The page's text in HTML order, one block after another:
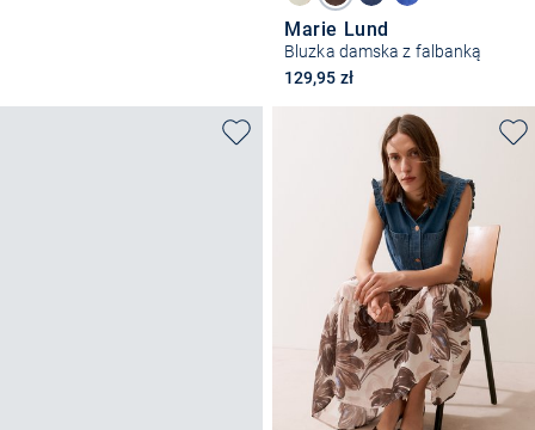
Marie Lund
Bluzka damska z falbanką
129,95 zł